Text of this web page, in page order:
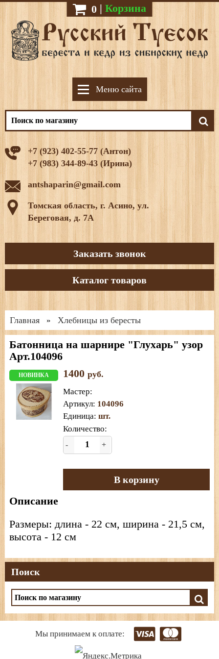
0 | Корзина
Меню сайта
+7 (923) 402-55-77 (Антон)
+7 (983) 344-89-43 (Ирина)
antshaparin@gmail.com
Томская область, г. Асино, ул.
Береговая, д. 7А
Заказать звонок
Каталог товаров
Главная » Хлебницы из бересты
Батонница на шарнире "Глухарь" узор
Арт.104096
НОВИНКА 1400 руб.
Мастер:
Артикул: 104096
Единица: шт.
Количество:
- +
В корзину
Описание
Размеры: длина - 22 см, ширина - 21,5 см,
высота - 12 см
Поиск
Мы принимаем к оплате: